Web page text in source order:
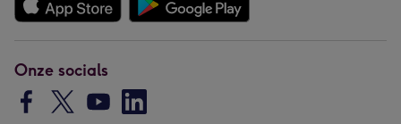
Onze socials